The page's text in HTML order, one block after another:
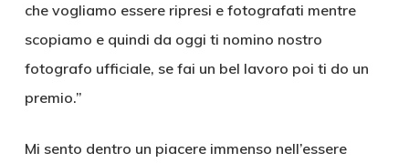
che vogliamo essere ripresi e fotografati mentre
scopiamo e quindi da oggi ti nomino nostro
fotografo ufficiale, se fai un bel lavoro poi ti do un
premio.”
Mi sento dentro un piacere immenso nell’essere